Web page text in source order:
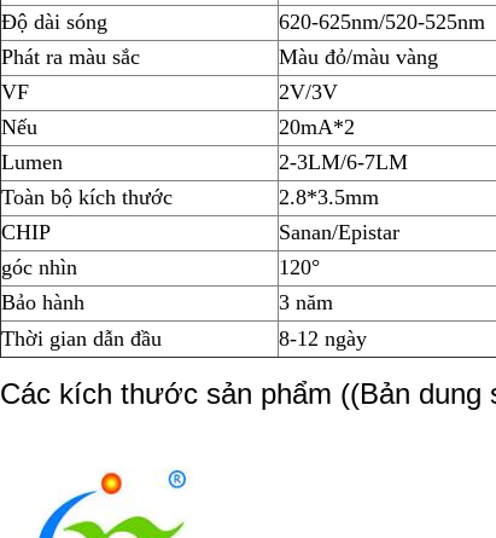
Độ dài sóng
620-625nm/520-525nm
Phát ra màu sắc
Màu đỏ/màu vàng
VF
2V/3V
Nếu
20mA*2
Lumen
2-3LM/6-7LM
Toàn bộ kích thước
2.8*3.5mm
CHIP
Sanan/Epistar
góc nhìn
120°
Bảo hành
3 năm
Thời gian dẫn đầu
8-12 ngày
Các kích thước sản phẩm ((Bản